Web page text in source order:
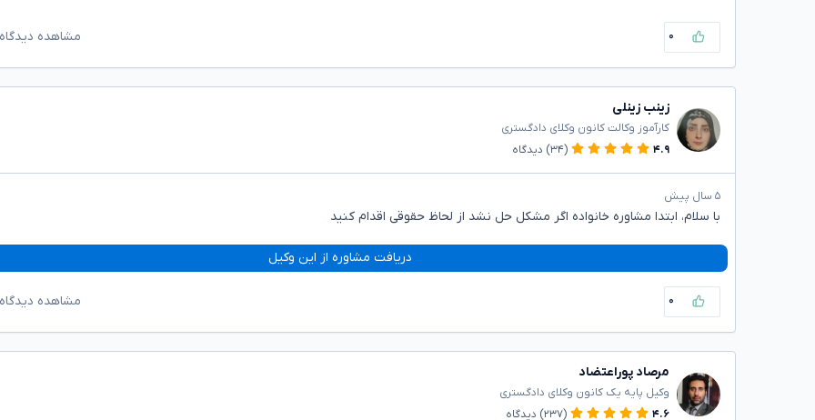
۰ مشاهده
زینب زینلی
کارآموز وکالت کانون وکلای دادگستری
۴.۹
(۳۴) دیدگاه
۵ سال پیش
با سلام، ابتدا مشاوره خانواده اگر مشکل حل نشد از لحاظ حقوقی اقدام کنید
دریافت مشاوره از این وکیل
۰ مشاهده
مرصاد پوراعتضاد
وکیل پایه یک کانون وکلای دادگستری
۴.۶
(۲۳۷) دیدگاه